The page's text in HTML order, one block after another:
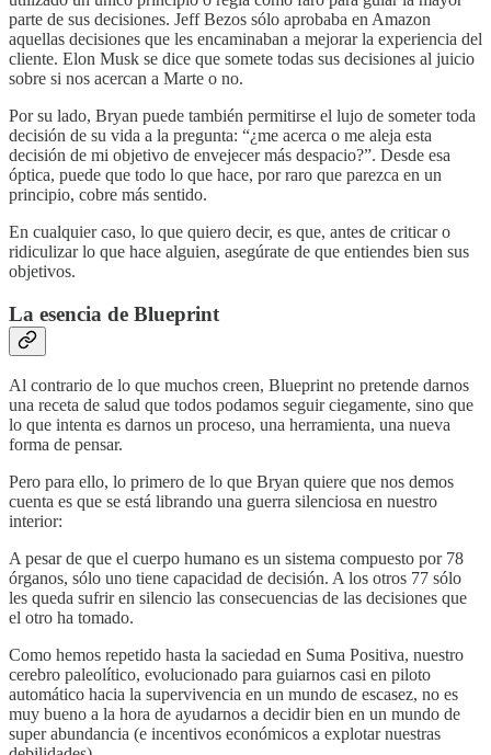
parte de sus decisiones. Jeff Bezos sólo aprobaba en Amazon
aquellas decisiones que les encaminaban a mejorar la experiencia del
cliente. Elon Musk se dice que somete todas sus decisiones al juicio
sobre si nos acercan a Marte o no.
Por su lado, Bryan puede también permitirse el lujo de someter toda
decisión de su vida a la pregunta: “¿me acerca o me aleja esta
decisión de mi objetivo de envejecer más despacio?”. Desde esa
óptica, puede que todo lo que hace, por raro que parezca en un
principio, cobre más sentido.
En cualquier caso, lo que quiero decir, es que, antes de criticar o
ridiculizar lo que hace alguien, asegúrate de que entiendes bien sus
objetivos.
La esencia de Blueprint
Al contrario de lo que muchos creen, Blueprint no pretende darnos
una receta de salud que todos podamos seguir ciegamente, sino que
lo que intenta es darnos un proceso, una herramienta, una nueva
forma de pensar.
Pero para ello, lo primero de lo que Bryan quiere que nos demos
cuenta es que se está librando una guerra silenciosa en nuestro
interior:
A pesar de que el cuerpo humano es un sistema compuesto por 78
órganos, sólo uno tiene capacidad de decisión. A los otros 77 sólo
les queda sufrir en silencio las consecuencias de las decisiones que
el otro ha tomado.
Como hemos repetido hasta la saciedad en Suma Positiva, nuestro
cerebro paleolítico, evolucionado para guiarnos casi en piloto
automático hacia la supervivencia en un mundo de escasez, no es
muy bueno a la hora de ayudarnos a decidir bien en un mundo de
super abundancia (e incentivos económicos a explotar nuestras